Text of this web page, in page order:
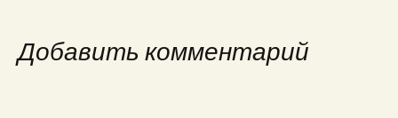
записям
Добавить комментарий